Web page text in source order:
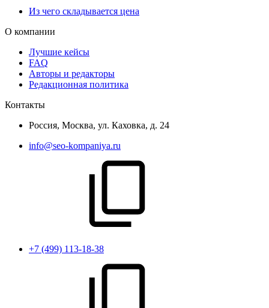
Из чего складывается цена
О компании
Лучшие кейсы
FAQ
Авторы и редакторы
Редакционная политика
Контакты
Россия, Москва, ул. Каховка, д. 24
info@seo-kompaniya.ru
+7 (499) 113-18-38